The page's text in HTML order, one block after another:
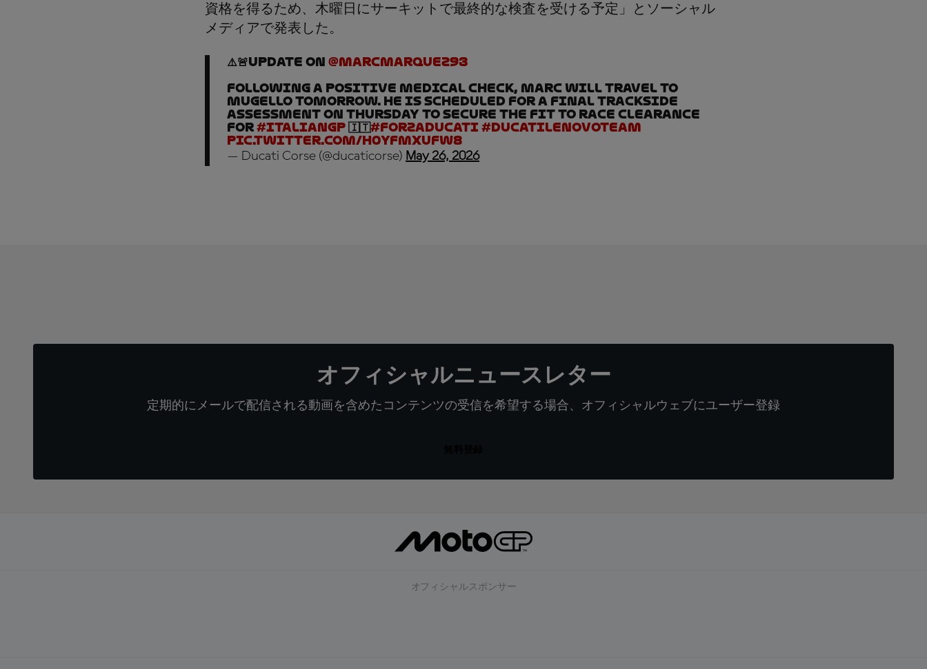
資格を得るため、木曜日にサーキットで最終的な検査を受ける予定」とソーシャル
メディアで発表した。
⚠️🚨Update on @marcmarquez93
Following a positive medical check, Marc will travel to
Mugello tomorrow. He is scheduled for a final trackside
assessment on Thursday to secure the fit to race clearance
for#ItalianGP🇮🇹#ForzaDucati #DucatiLenovoTeam
pic.twitter.com/H0YFMxUFW8
— Ducati Corse (@ducaticorse) May 26, 2026
オフィシャルニュースレター
定期的にメールで配信される動画を含めたコンテンツの受信を希望する場合、オフィシャルウェブにユーザー登録
オフィシャルスポンサー